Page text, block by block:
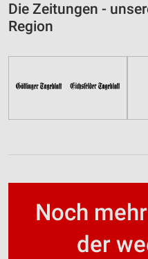
Die Zeitungen -
Region
Noch
der